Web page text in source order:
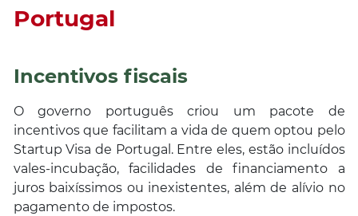
Portugal
Incentivos fiscais
O governo português criou um pacote de
incentivos que facilitam a vida de quem optou pelo
Startup Visa de Portugal. Entre eles, estão incluídos
vales-incubação, facilidades de financiamento a
juros baixíssimos ou inexistentes, além de alívio no
pagamento de impostos.